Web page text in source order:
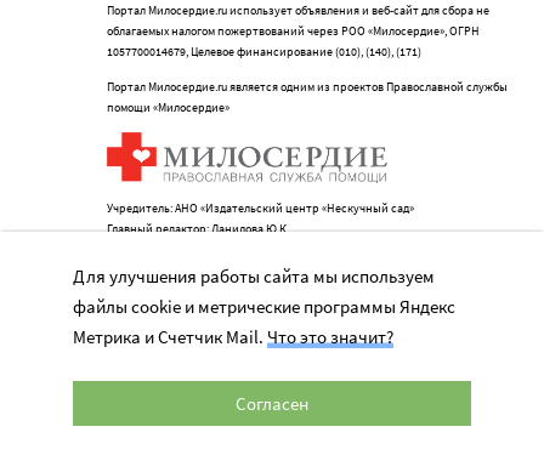
Портал Милосердие.ru использует объявления и веб-сайт для сбора не
облагаемых налогом пожертвований через РОО «Милосердие», ОГРН
1057700014679, Целевое финансирование (010), (140), (171)
Портал Милосердие.ru является одним из проектов Православной службы
помощи «Милосердие»
Учредитель: АНО «Издательский центр «Нескучный сад»
Главный редактор: Данилова Ю.К.
Для улучшения работы сайта мы используем
файлы cookie и метрические программы Яндекс
Метрика и Счетчик Mail. Что это значит?
Согласен